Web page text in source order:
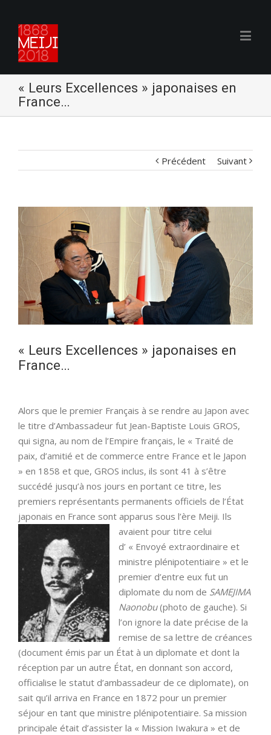
« Leurs Excellences » japonaises en
France…
Précédent Suivant
Voir
l'image
agrandie
« Leurs Excellences » japonaises en
France…
Alors que le premier Français à se rendre au Japon avec
le titre d’Ambassadeur fut Jean-Baptiste Louis GROS,
qui signa, au nom de l’Empire français, le « Traité de
paix, d’amitié et de commerce entre France et le Japon
» en 1858 et que, GROS inclus, ils sont 41 à s’être
succédé jusqu’à nos jours en portant ce titre, les
premiers représentants permanents officiels de l’État
japonais en France sont apparus sous l’ère Meiji. Ils
avaient pour titre celui
d’ « Envoyé extraordinaire et
ministre plénipotentiaire » et le
premier d’entre eux fut un
diplomate du nom de SAMEJIMA
Naonobu(photo de gauche). Si
l’on ignore la date précise de la
remise de sa lettre de créances
(document émis par un État à un diplomate et dont la
réception par un autre État, en donnant son accord,
officialise le statut d’ambassadeur de ce diplomate), on
sait qu’il arriva en France en 1872 pour un premier
séjour en tant que ministre plénipotentiaire. Sa mission
principale était d’assister la « Mission Iwakura » et de